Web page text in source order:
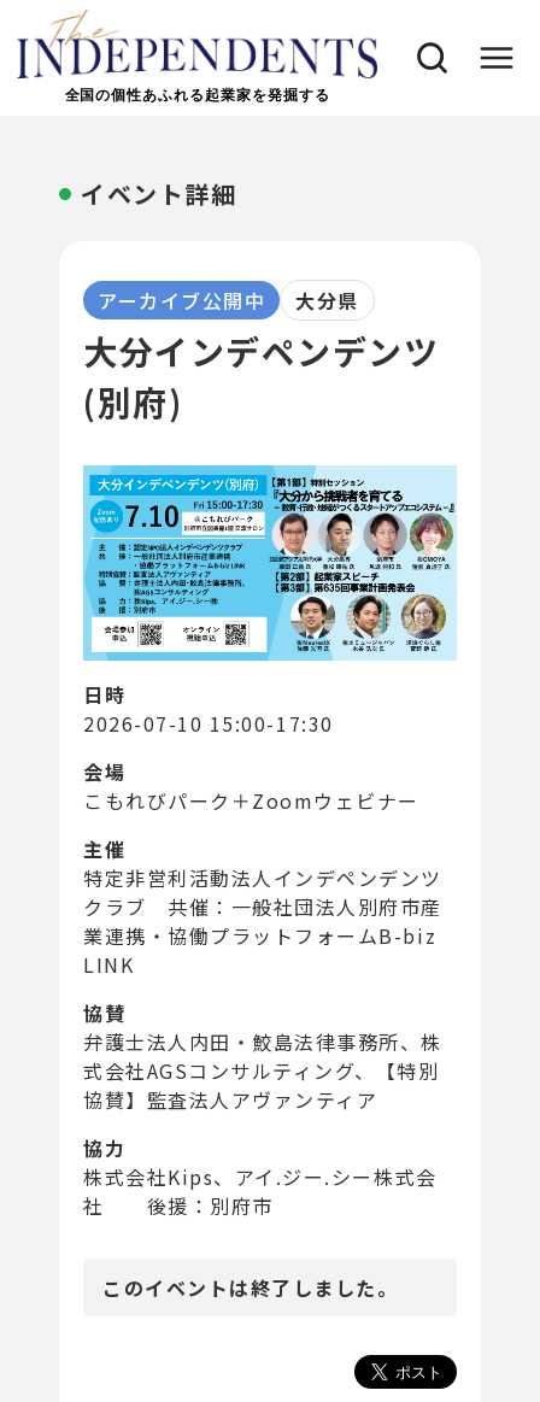
全国の個性あふれる起業家を発掘する
イベント詳細
アーカイブ公開中 大分県
大分インデペンデンツ
(別府)
日時
2026-07-10 15:00-17:30
会場
こもれびパーク＋Zoomウェビナー
主催
特定非営利活動法人インデペンデンツ
クラブ 共催：一般社団法人別府市産
業連携・協働プラットフォームB-biz
LINK
協賛
弁護士法人内田・鮫島法律事務所、株
式会社AGSコンサルティング、【特別
協賛】監査法人アヴァンティア
協力
株式会社Kips、アイ.ジー.シー株式会
社 後援：別府市
このイベントは終了しました。